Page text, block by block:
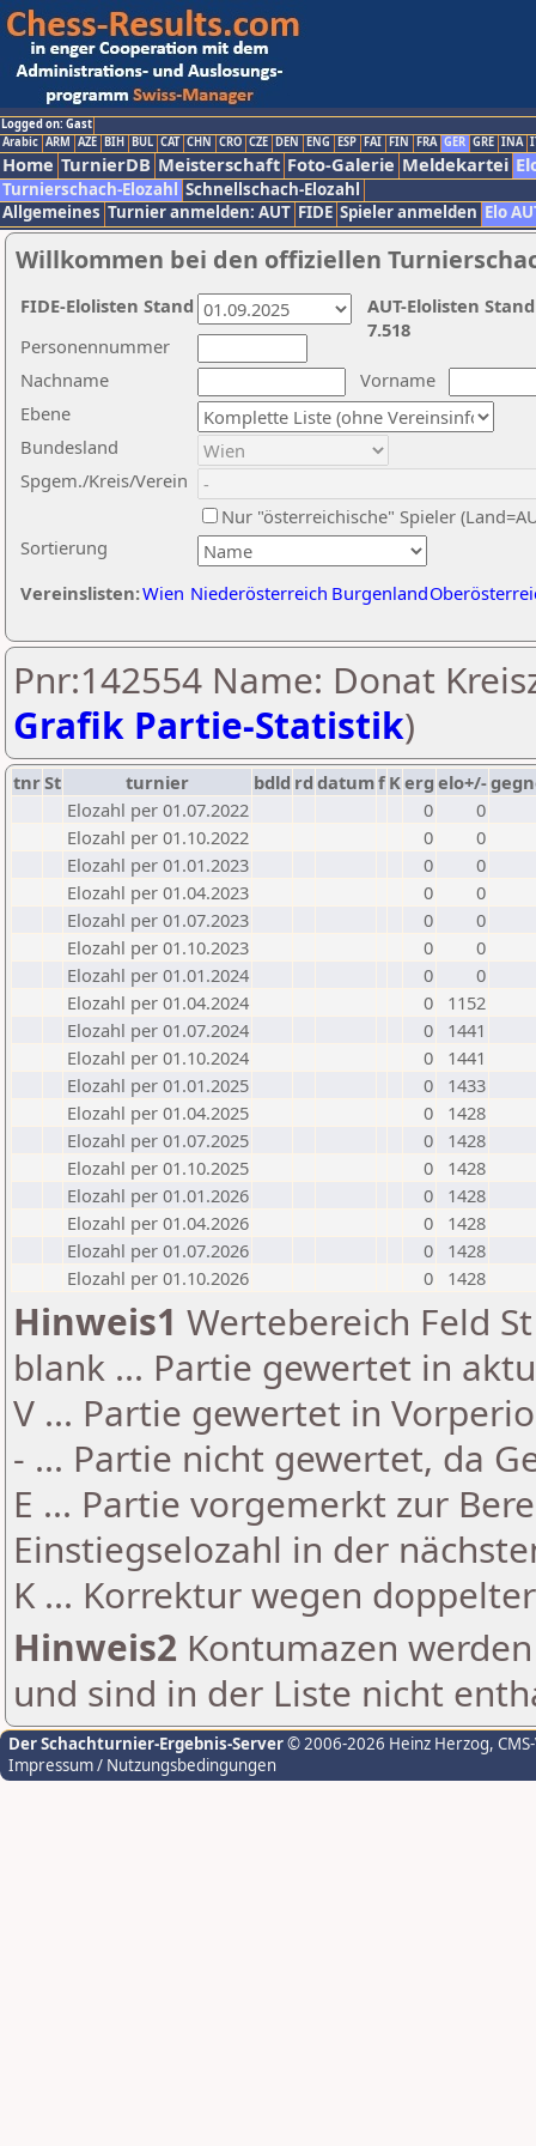
Logged on: Gast
Arabic ARM AZE BIH BUL CAT CHN CRO CZE DEN ENG ESP FAI FIN FRA GER GRE INA
Home TurnierDB Meisterschaft Foto-Galerie Meldekartei
Turnierschach-Elozahl Schnellschach-Elozahl
Allgemeines Turnier anmelden: AUT FIDE Spieler anmelden Elo
Willkommen bei den offiziellen
Nachname
Vorname
Ebene
Sortierung
Personennummer
Bundesland
Spgem./Kreis/Verein
Nur "österreichische" Spieler
Vereinslisten:Wien Niederösterreich Burgenland
AUT-Elolisten
7.518
FIDE-Elolisten Stand
Pnr:142554 Name: Donat
Grafik Partie-Statistik)
tnrSt turnier bdld rd datumf Kerg elo+/-
Elozahl per 01.07.2022
0
0
Elozahl per 01.10.2022
0
0
Elozahl per 01.01.2023
0
0
Elozahl per 01.04.2023
0
0
Elozahl per 01.07.2023
0
0
Elozahl per 01.10.2023
0
0
Elozahl per 01.01.2024
0
0
Elozahl per 01.04.2024
0
1152
Elozahl per 01.07.2024
0
1441
Elozahl per 01.10.2024
0
1441
Elozahl per 01.01.2025
0
1433
Elozahl per 01.04.2025
0
1428
Elozahl per 01.07.2025
0
1428
Elozahl per 01.10.2025
0
1428
Elozahl per 01.01.2026
0
1428
Elozahl per 01.04.2026
0
1428
Elozahl per 01.07.2026
0
1428
Elozahl per 01.10.2026
0 1428
Hinweis1 Wertebereich Feld
blank ... Partie gewertet in
V ... Partie gewertet in
- ... Partie nicht gewertet, da
E ... Partie vorgemerkt zur
Einstiegselozahl in der
K ... Korrektur wegen
Hinweis2 Kontumazen
und sind in der Liste nicht
Der Schachturnier-Ergebnis-Server© 2006-2026 Heinz Herzog,
Impressum / Nutzungsbedingungen